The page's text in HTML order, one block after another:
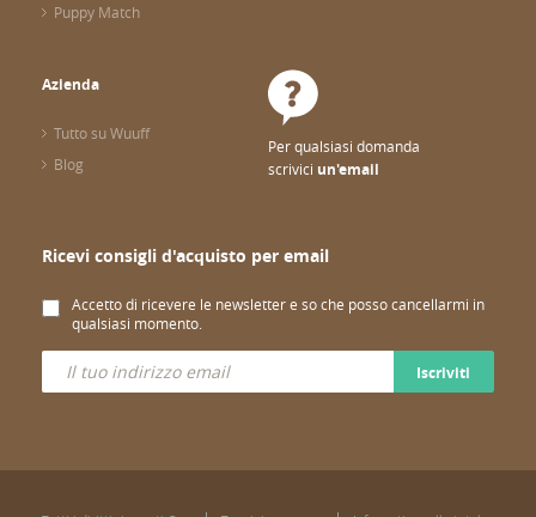
Puppy Match
Azienda
Tutto su Wuuff
Blog
Per qualsiasi domanda
scrivici un'email
Ricevi consigli d'acquisto per email
Accetto di ricevere le newsletter e so che posso cancellarmi in
qualsiasi momento.
Iscriviti